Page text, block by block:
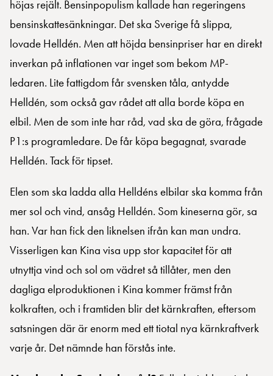
höjas rejält. Bensinpopulism kallade han regeringens
bensinskattesänkningar. Det ska Sverige få slippa,
lovade Helldén. Men att höjda bensinpriser har en direkt
inverkan på inflationen var inget som bekom MP-
ledaren. Lite fattigdom får svensken tåla, antydde
Helldén, som också gav rådet att alla borde köpa en
elbil. Men de som inte har råd, vad ska de göra, frågade
P1:s programledare. De får köpa begagnat, svarade
Helldén. Tack för tipset.
Elen som ska ladda alla Helldéns elbilar ska komma från
mer sol och vind, ansåg Helldén. Som kineserna gör, sa
han. Var han fick den liknelsen ifrån kan man undra.
Visserligen kan Kina visa upp stor kapacitet för att
utnyttja vind och sol om vädret så tillåter, men den
dagliga elproduktionen i Kina kommer främst från
kolkraften, och i framtiden blir det kärnkraften, eftersom
satsningen där är enorm med ett tiotal nya kärnkraftverk
varje år. Det nämnde han förstås inte.